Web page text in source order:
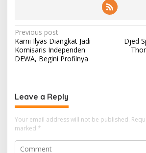
P
o
s
n
a
v
i
g
Previous post
Karni Ilyas Diangkat Jadi
Komisaris Independen
DEWA, Begini Profilnya
Djed
Leave a Reply
Your email address will not be published.
marked *